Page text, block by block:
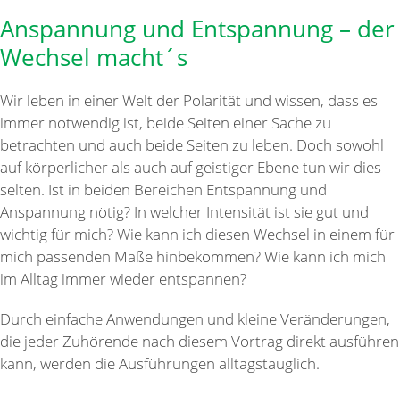
Anspannung und Entspannung – der
Wechsel macht´s
Wir leben in einer Welt der Polarität und wissen, dass es
immer notwendig ist, beide Seiten einer Sache zu
betrachten und auch beide Seiten zu leben. Doch sowohl
auf körperlicher als auch auf geistiger Ebene tun wir dies
selten. Ist in beiden Bereichen Entspannung und
Anspannung nötig? In welcher Intensität ist sie gut und
wichtig für mich? Wie kann ich diesen Wechsel in einem für
mich passenden Maße hinbekommen? Wie kann ich mich
im Alltag immer wieder entspannen?
Durch einfache Anwendungen und kleine Veränderungen,
die jeder Zuhörende nach diesem Vortrag direkt ausführen
kann, werden die Ausführungen alltagstauglich.